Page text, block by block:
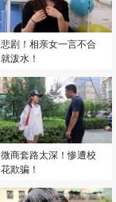
悲剧！相亲女一言不合
就泼水！
微商套路太深！惨遭校
花欺骗！